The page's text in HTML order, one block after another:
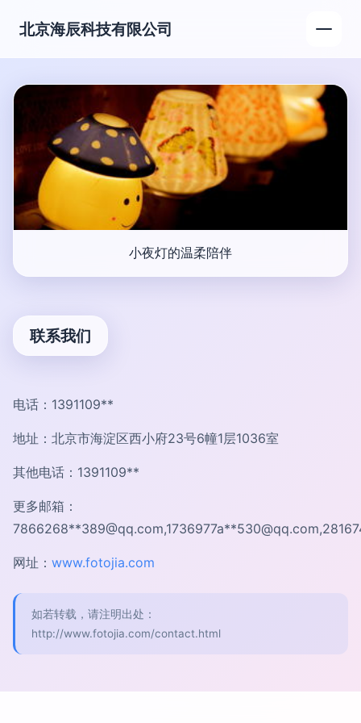
北京海辰科技有限公司
小夜灯的温柔陪伴
联系我们
电话：1391109**
地址：北京市海淀区西小府23号6幢1层1036室
其他电话：1391109**
更多邮箱：
7866268**389@qq.com,1736977a**530@qq.com
网址： www.fotojia.com
如若转载，请注明出处：
http://www.fotojia.com/contact.html